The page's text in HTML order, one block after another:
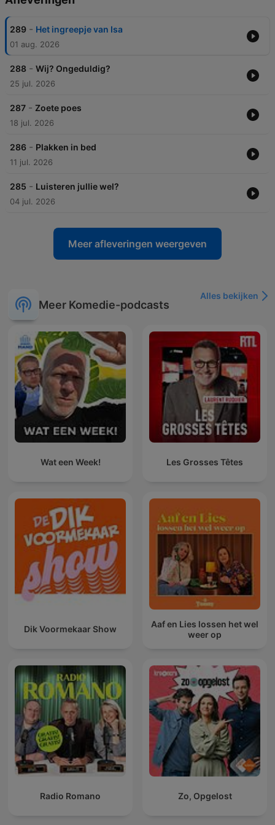
289 - Het ingreepje van Isa
01 aug. 2026
288 - Wij? Ongeduldig?
25 jul. 2026
287 - Zoete poes
18 jul. 2026
286 - Plakken in bed
11 jul. 2026
285 - Luisteren jullie wel?
04 jul. 2026
Meer afleveringen weergeven
Meer Komedie-podcasts
Alles bekijken
Wat een Week! Les Grosses Têtes
Dik Voormekaar Show
Aaf en Lies lossen het wel
weer op
Radio Romano Zo, Opgelost